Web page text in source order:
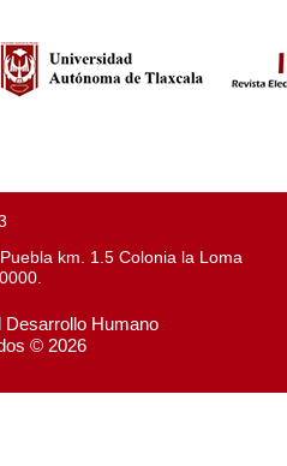
km. 1.5 Colonia la Loma
Desarrollo Humano
© 2026